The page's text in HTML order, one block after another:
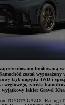
limitowaną
został wyposażony
tryb napędu 4WD i
węglowego, zaciski
wyjątkowy lakier Gravel
TOYOTA GAZOO Racing